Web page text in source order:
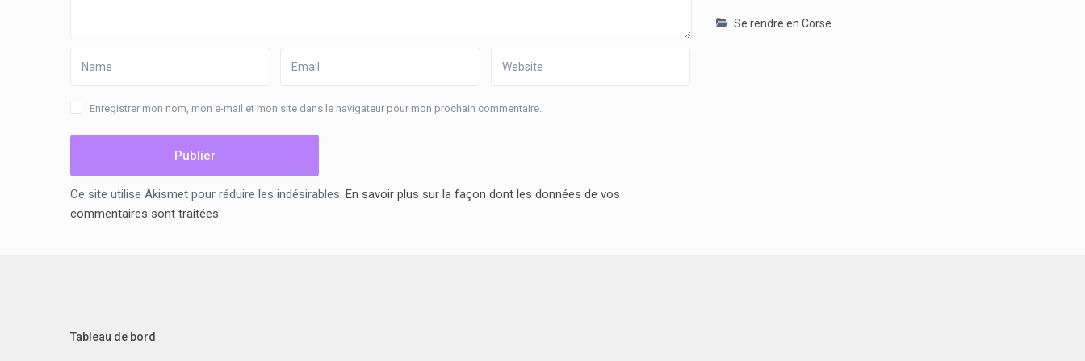
Enregistrer mon nom, mon e-mail et mon site dans le navigateur pour mon prochain commentaire.
Ce site utilise Akismet pour réduire les indésirables. En savoir plus sur la façon dont les données de vos
commentaires sont traitées.
Se rendre en Corse
Tableau de bord